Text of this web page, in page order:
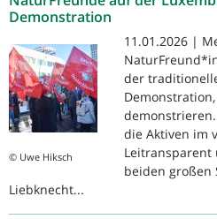
Demonstration
© Uwe Hiksch
11.01.2026 |
der
die Aktiven im
Leitransparent
beiden großen
Liebknecht...